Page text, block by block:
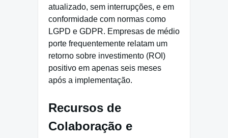
atualizado, sem interrupções, e em
conformidade com normas como
LGPD e GDPR. Empresas de médio
porte frequentemente relatam um
retorno sobre investimento (ROI)
positivo em apenas seis meses
após a implementação.
Recursos de
Colaboração e